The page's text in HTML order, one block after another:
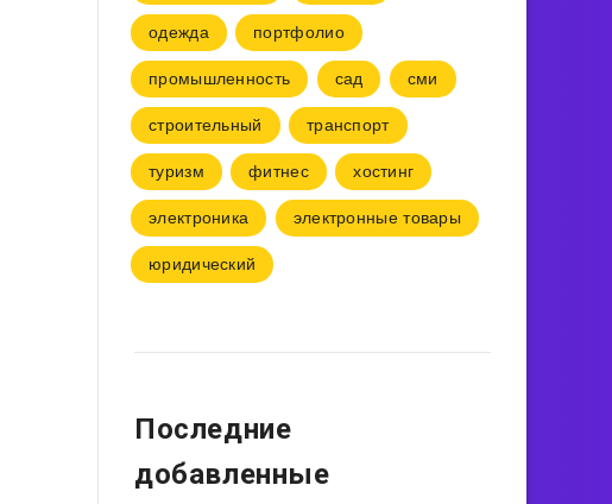
одежда
портфолио
промышленность
сад
сми
строительный
транспорт
туризм
фитнес
хостинг
электроника
электронные товары
юридический
Последние
добавленные